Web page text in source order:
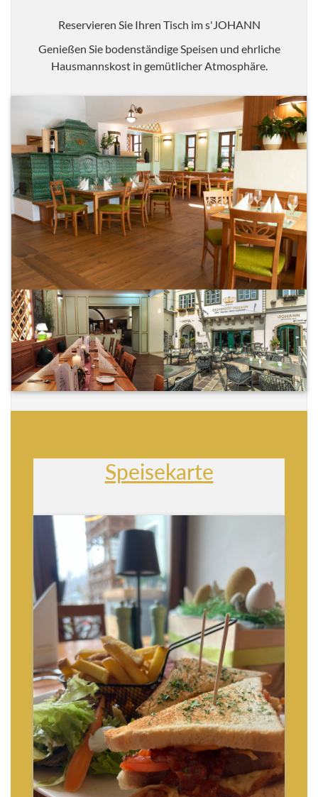
Reservieren Sie Ihren Tisch im s'JOHANN
Genießen Sie bodenständige Speisen und ehrliche
Hausmannskost in gemütlicher Atmosphäre.
Speisekarte